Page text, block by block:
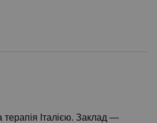
Італією. Заклад —